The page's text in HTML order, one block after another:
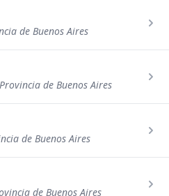
de Buenos Aires
de Buenos Aires
de Buenos Aires
de Buenos Aires